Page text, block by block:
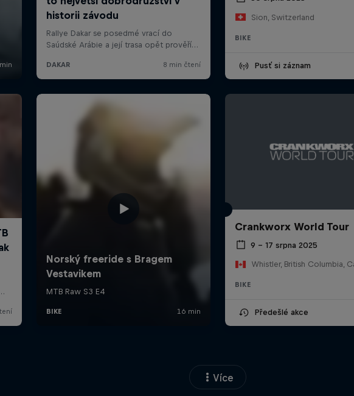
Sion, Switzerland
BIKE
Pusť si záznam
Crankworx World Tour
9 – 17 srpna 2025
Whistler, British Columbia,
BIKE
Předešlé akce
Více